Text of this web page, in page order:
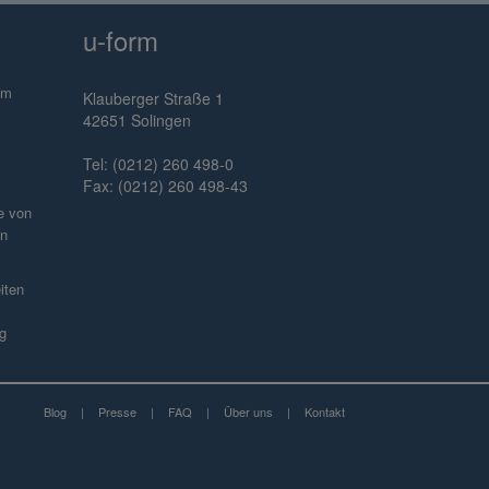
von
u-form
Klauberger Straße 1
42651 Solingen
Tel: (0212) 260 498-0
Fax: (0212) 260 498-43
Blog | Presse | FAQ | Über uns | Kontakt